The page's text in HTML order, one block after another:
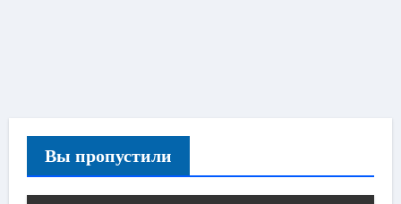
Вы пропустили